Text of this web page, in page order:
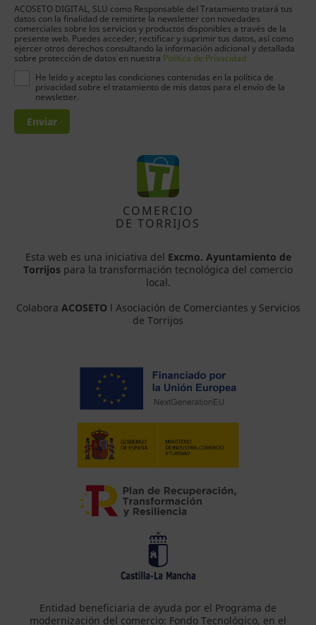
ACOSETO DIGITAL, SLU como Responsable del Tratamiento tratará tus
datos con la finalidad de remitirte la newsletter con novedades
comerciales sobre los servicios y productos disponibles a través de la
presente web. Puedes acceder, rectificar y suprimir tus datos, así como
ejercer otros derechos consultando la información adicional y detallada
sobre protección de datos en nuestra Política de Privacidad
He leído y acepto las condiciones contenidas en la política de
privacidad sobre el tratamiento de mis datos para el envío de la
newsletter.
Enviar
COMERCIO
DE TORRIJOS
Esta web es una iniciativa del Excmo. Ayuntamiento de
Torrijos para la transformación tecnológica del comercio
local.
Colabora ACOSETO l Asociación de Comerciantes y Servicios
de Torrijos
Entidad beneficiaria de ayuda por el Programa de
modernización del comercio: Fondo Tecnológico, en el